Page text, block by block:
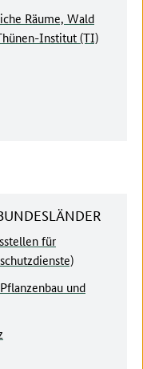
Räume, Wald
Institut (TI)
für
und